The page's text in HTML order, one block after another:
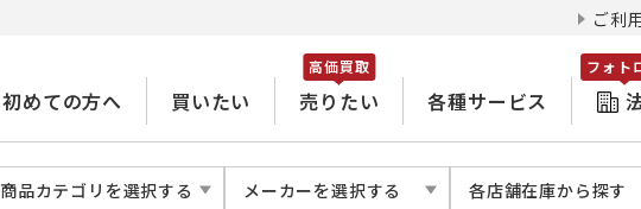
ご利
初めての方へ 買いたい 売りたい
高価買取
各種サービス
フォト
商品カテゴリを選択する メーカーを選択する 各店舗在庫から探す